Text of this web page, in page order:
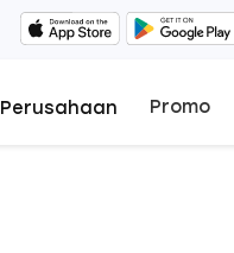
Perusahaan Promo